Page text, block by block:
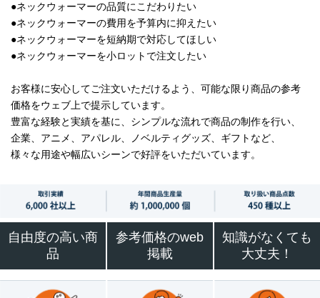
●ネックウォーマーの品質にこだわりたい
●ネックウォーマーの費用を予算内に抑えたい
●ネックウォーマーを短納期で対応してほしい
●ネックウォーマーを小ロットで注文したい
お客様に安心してご注文いただけるよう、可能な限り商品の参考
価格をウェブ上で提示しています。
豊富な経験と実績を基に、シンプルな流れで商品の制作を行い、
企業、アニメ、アパレル、ノベルティグッズ、ギフトなど、
様々な用途や幅広いシーンで好評をいただいています。
自由度の高い商
品
参考価格のweb
掲載
知識がなくても
大丈夫！